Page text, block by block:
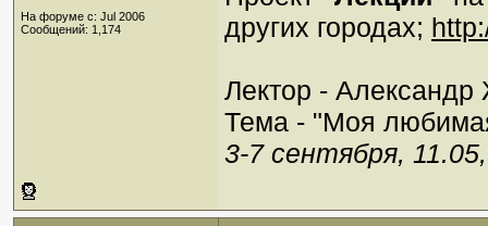
На форуме с: Jul 2006
Сообщений: 1,174
других городах;
Лектор -
Тема - "Моя
3-7 сентября,